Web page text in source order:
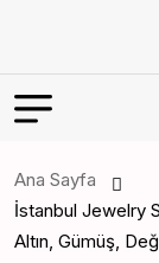
Ana Sayfa
İstanbul Jewelry
Altın, Gümüş,